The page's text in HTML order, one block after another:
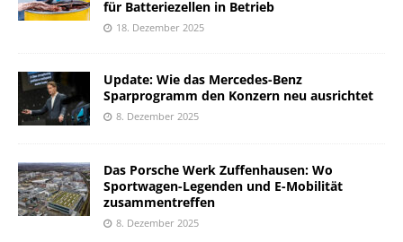
für Batteriezellen in Betrieb
18. Dezember 2025
Update: Wie das Mercedes-Benz
Sparprogramm den Konzern neu ausrichtet
8. Dezember 2025
Das Porsche Werk Zuffenhausen: Wo
Sportwagen-Legenden und E-Mobilität
zusammentreffen
8. Dezember 2025